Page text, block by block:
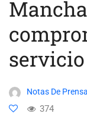
Notas De
374